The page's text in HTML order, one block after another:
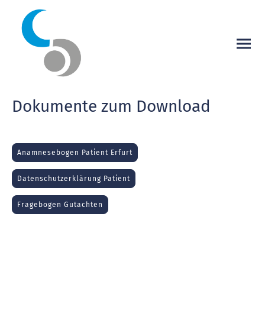
Dokumente zum Download
Anamnesebogen Patient Erfurt
Datenschutzerklärung Patient
Fragebogen Gutachten